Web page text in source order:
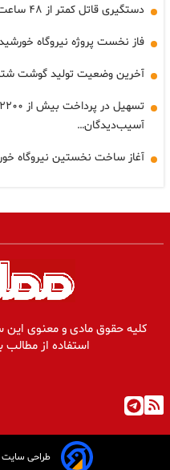
دستگیری قاتل کمتر از ۴۸ ساعت در کوهدشت
فاز نخست پروژه نیروگاه
آخرین وضعیت تولید گوشت
آسیب‌دیدگان…
آغاز ساخت نخستین نیروگاه
کلیه حقوق مادی و معنوی این
استفاده از مطالب
طراحی سایت